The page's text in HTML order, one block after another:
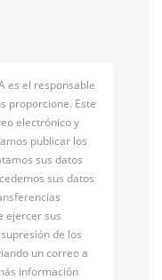
es el responsable
proporcione. Este
electrónico y
publicar los
sus datos
sus datos
ejercer sus
de los
un correo a
información